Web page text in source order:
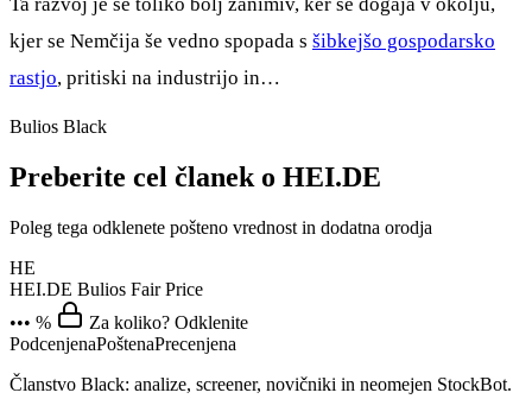
kjer se Nemčija še vedno spopada s šibkejšo gospodarsko
rastjo, pritiski na industrijo in…
Bulios Black
Preberite cel članek o HEI.DE
Poleg tega odklenete pošteno vrednost in dodatna orodja
HE
HEI.DE Bulios Fair Price
••• %
Za koliko? Odklenite
PodcenjenaPoštenaPrecenjena
Članstvo Black: analize, screener, novičniki in neomejen StockBot.